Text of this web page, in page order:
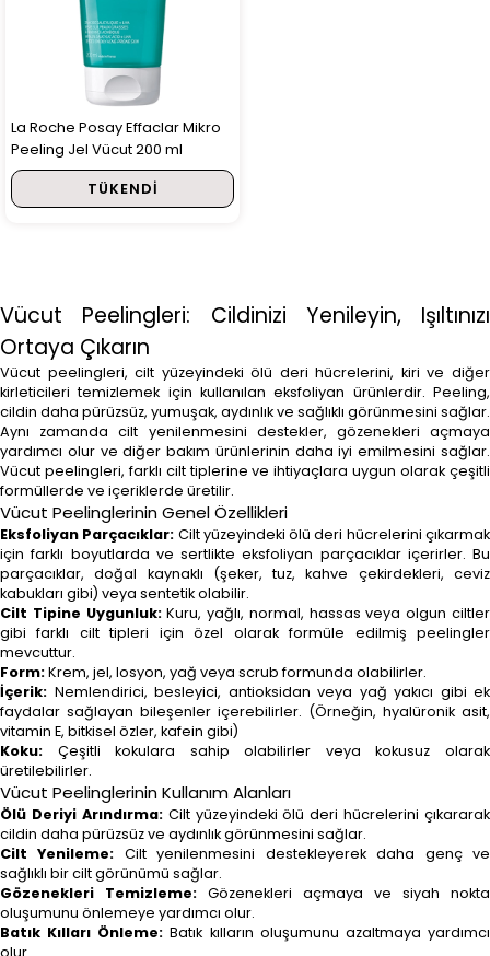
La Roche Posay Effaclar Mikro
Peeling Jel Vücut 200 ml
TÜKENDI
Vücut Peelingleri: Cildinizi Yenileyin, Işıltınızı
Ortaya Çıkarın
Vücut peelingleri, cilt yüzeyindeki ölü deri hücrelerini, kiri ve diğer
kirleticileri temizlemek için kullanılan eksfoliyan ürünlerdir. Peeling,
cildin daha pürüzsüz, yumuşak, aydınlık ve sağlıklı görünmesini sağlar.
Aynı zamanda cilt yenilenmesini destekler, gözenekleri açmaya
yardımcı olur ve diğer bakım ürünlerinin daha iyi emilmesini sağlar.
Vücut peelingleri, farklı cilt tiplerine ve ihtiyaçlara uygun olarak çeşitli
formüllerde ve içeriklerde üretilir.
Vücut Peelinglerinin Genel Özellikleri
Eksfoliyan Parçacıklar: Cilt yüzeyindeki ölü deri hücrelerini çıkarmak
için farklı boyutlarda ve sertlikte eksfoliyan parçacıklar içerirler. Bu
parçacıklar, doğal kaynaklı (şeker, tuz, kahve çekirdekleri, ceviz
kabukları gibi) veya sentetik olabilir.
Cilt Tipine Uygunluk:Kuru, yağlı, normal, hassas veya olgun ciltler
gibi farklı cilt tipleri için özel olarak formüle edilmiş peelingler
mevcuttur.
Form:Krem, jel, losyon, yağ veya scrub formunda olabilirler.
İçerik: Nemlendirici, besleyici, antioksidan veya yağ yakıcı gibi ek
faydalar sağlayan bileşenler içerebilirler. (Örneğin, hyalüronik asit,
vitamin E, bitkisel özler, kafein gibi)
Koku: Çeşitli kokulara sahip olabilirler veya kokusuz olarak
üretilebilirler.
Vücut Peelinglerinin Kullanım Alanları
Ölü Deriyi Arındırma:Cilt yüzeyindeki ölü deri hücrelerini çıkararak
cildin daha pürüzsüz ve aydınlık görünmesini sağlar.
Cilt Yenileme: Cilt yenilenmesini destekleyerek daha genç ve
sağlıklı bir cilt görünümü sağlar.
Gözenekleri Temizleme: Gözenekleri açmaya ve siyah nokta
oluşumunu önlemeye yardımcı olur.
Batık Kılları Önleme: Batık kılların oluşumunu azaltmaya yardımcı
olur.